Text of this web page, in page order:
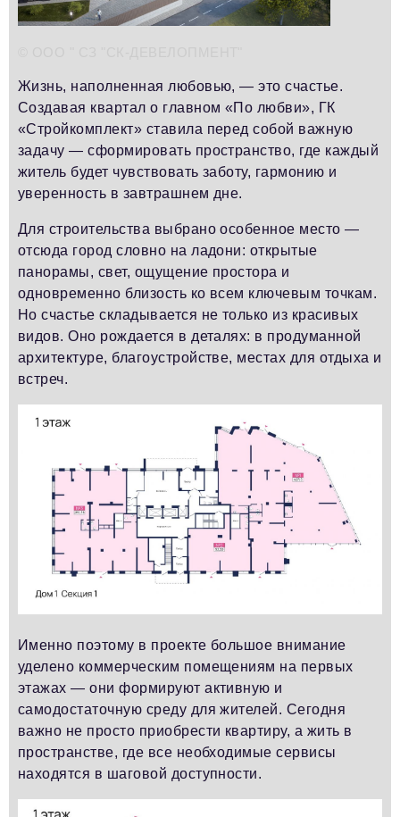
Электронные почты редакции:
Отдел рекламы
reklama@business-magazine.online
Отдел распространения/редакционная подписка
podpiska@business-magazine.online
Отдел по работе с партнерами
partner@business-magazine.online
Жизнь, наполненная любовью, — это счастье.
Создавая квартал о главном «По любви», ГК
«Стройкомплект» ставила перед собой важную
задачу — сформировать пространство, где каждый
житель будет чувствовать заботу, гармонию и
уверенность в завтрашнем дне.
Для строительства выбрано особенное место —
отсюда город словно на ладони: открытые
панорамы, свет, ощущение простора и
одновременно близость ко всем ключевым точкам.
Но счастье складывается не только из красивых
видов. Оно рождается в деталях: в продуманной
архитектуре, благоустройстве, местах для отдыха и
встреч.
Именно поэтому в проекте большое внимание
уделено коммерческим помещениям на первых
этажах — они формируют активную и
самодостаточную среду для жителей. Сегодня
важно не просто приобрести квартиру, а жить в
пространстве, где все необходимые сервисы
находятся в шаговой доступности.